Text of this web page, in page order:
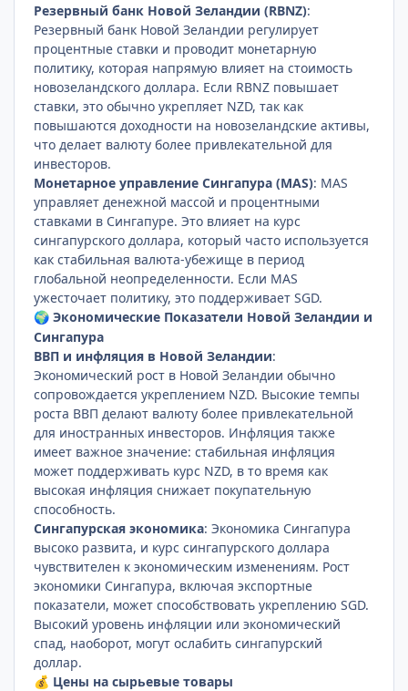
Резервный банк Новой Зеландии (RBNZ):
Резервный банк Новой Зеландии регулирует
процентные ставки и проводит монетарную
политику, которая напрямую влияет на стоимость
новозеландского доллара. Если RBNZ повышает
ставки, это обычно укрепляет NZD, так как
повышаются доходности на новозеландские активы,
что делает валюту более привлекательной для
инвесторов.
Монетарное управление Сингапура (MAS): MAS
управляет денежной массой и процентными
ставками в Сингапуре. Это влияет на курс
сингапурского доллара, который часто используется
как стабильная валюта-убежище в период
глобальной неопределенности. Если MAS
ужесточает политику, это поддерживает SGD.
🌍 Экономические Показатели Новой Зеландии и
Сингапура
ВВП и инфляция в Новой Зеландии:
Экономический рост в Новой Зеландии обычно
сопровождается укреплением NZD. Высокие темпы
роста ВВП делают валюту более привлекательной
для иностранных инвесторов. Инфляция также
имеет важное значение: стабильная инфляция
может поддерживать курс NZD, в то время как
высокая инфляция снижает покупательную
способность.
Сингапурская экономика: Экономика Сингапура
высоко развита, и курс сингапурского доллара
чувствителен к экономическим изменениям. Рост
экономики Сингапура, включая экспортные
показатели, может способствовать укреплению SGD.
Высокий уровень инфляции или экономический
спад, наоборот, могут ослабить сингапурский
доллар.
💰 Цены на сырьевые товары